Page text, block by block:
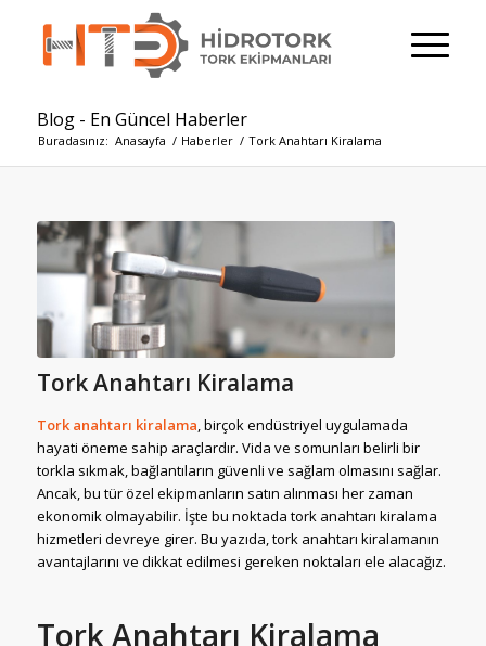
Blog - En Güncel Haberler
Buradasınız: Anasayfa / Haberler / Tork Anahtarı Kiralama
Tork Anahtarı Kiralama
Tork anahtarı kiralama, birçok endüstriyel uygulamada
hayati öneme sahip araçlardır. Vida ve somunları belirli bir
torkla sıkmak, bağlantıların güvenli ve sağlam olmasını sağlar.
Ancak, bu tür özel ekipmanların satın alınması her zaman
ekonomik olmayabilir. İşte bu noktada tork anahtarı kiralama
hizmetleri devreye girer. Bu yazıda, tork anahtarı kiralamanın
avantajlarını ve dikkat edilmesi gereken noktaları ele alacağız.
Tork Anahtarı Kiralama